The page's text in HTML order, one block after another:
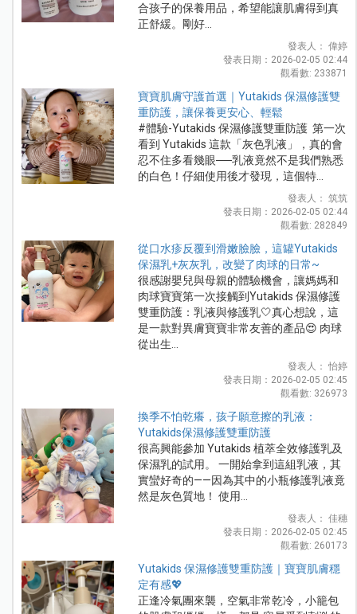
合孩子的保養用品，希望能讓肌膚得到真
正舒緩。剛好...
發表人： 偉婷
發表日期：2026-02-05 02:44
觀看數: 233871
寶寶肌膚守護首選｜Yutakids 保濕修護雙
重防護，讓保養更安心、輕鬆
#體驗-Yutakids 保濕修護雙重防護 第一次
看到 Yutakids 這款「灰色乳液」，真的會
忍不住多看幾眼──乳液竟然不是我們熟悉
的白色！仔細使用後才發現，這個特...
發表人： 筑筑
發表日期：2026-02-05 02:44
觀看數: 282849
從口水疹反覆到滑嫩臉臉，這罐Yutakids
保濕乳+灰灰乳，改變了肉球的日常~
很感謝嬰兒與母親的體驗機會，讓媽媽和
肉球寶寶第一次接觸到Yutakids 保濕修護
雙重防護：乳液與修護乳🤍真心想說，這
是一款對異膚寶寶非常友善的產品😍 肉球
從出生...
發表人： 怡婷
發表日期：2026-02-05 02:45
觀看數: 326973
換季不怕乾癢，孩子願意擦的乳液：
Yutakids保濕修護雙重防護
很高興能參加 Yutakids 植萃全效修護乳及
保濕乳的試用。 一開始拿到這組乳液，其
實蠻好奇的——因為其中的小瓶修護乳液竟
然是灰色質地！ 使用...
發表人： 佳穗
發表日期：2026-02-05 02:45
觀看數: 260173
Yutakids 保濕修護雙重防護｜寶寶肌膚穩
定有感💖
正逢冷氣團來襲，空氣非常乾冷，小籠包